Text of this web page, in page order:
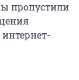
пропустили